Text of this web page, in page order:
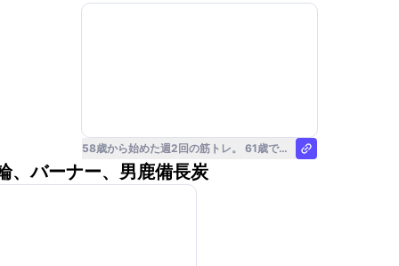
、バーナー、男鹿備長炭